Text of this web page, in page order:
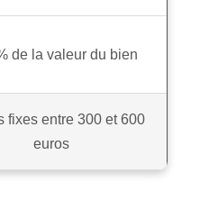
de la valeur du bien
fixes entre 300 et 600
euros